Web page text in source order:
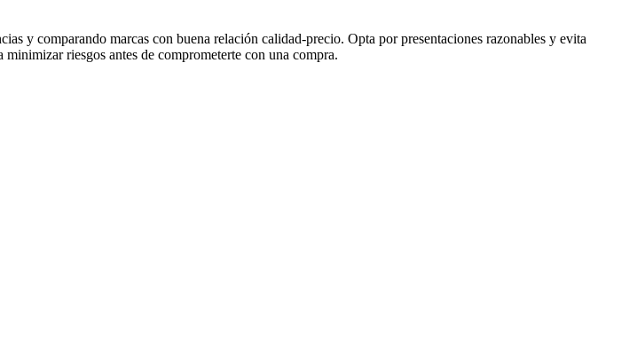
y comparando marcas con buena relación calidad-precio. Opta por presentaciones razonables y evita
riesgos antes de comprometerte con una compra.